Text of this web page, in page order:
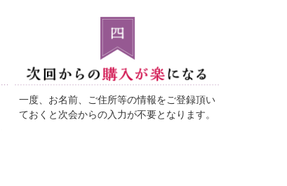
一度、お名前、ご住所等の情報をご登録頂い
ておくと 次会からの入力が不要となります。